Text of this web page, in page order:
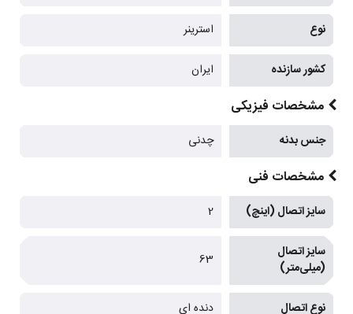
نوع استرینر
کشور سازنده ایران
مشخصات فیزیکی
جنس بدنه چدنی
مشخصات فنی
سایز اتصال (اینچ) 2
سایز اتصال
(میلی‌متر)
63
نوع اتصال دنده ای